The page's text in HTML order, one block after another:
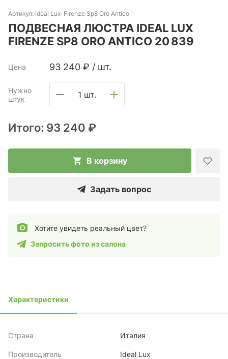
Артикул: Ideal Lux-Firenze Sp8 Oro Antico
ПОДВЕСНАЯ ЛЮСТРА IDEAL LUX
FIRENZE SP8 ORO ANTICO 20 839
Цена 93 240 ₽ / шт.
Нужно
штук
1 шт.
Итого: 93 240 ₽
В корзину
Задать вопрос
Хотите увидеть реальный цвет?
Запросить фото из салона
Характеристики
Страна Италия
Производитель Ideal Lux